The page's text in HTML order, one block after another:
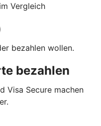
Vergleich
bezahlen wollen.
bezahlen
Visa Secure machen